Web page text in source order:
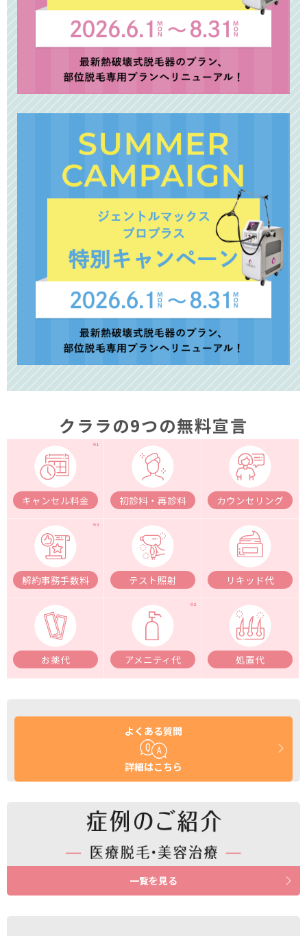
クララの9つの無料宣言
キャンセル料金 初診料・再診料 カウンセリング
解約事務手数料 テスト照射 リキッド代
お薬代 アメニティ代 処置代
よくある質問
詳細はこちら
一覧を見る